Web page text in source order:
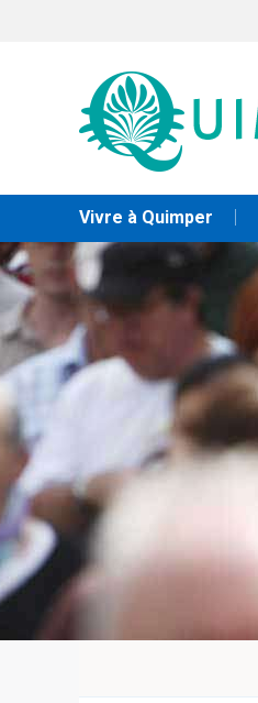
Vivre à Quimper